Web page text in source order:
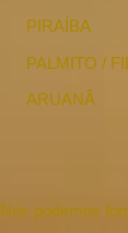
PIRAÍBA
PALMITO /
ARUANÃ
Nós podemos